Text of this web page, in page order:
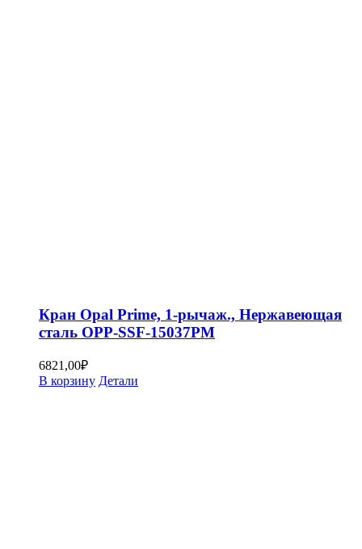
Кран Opal Prime, 1-рычаж., Нержавеющая
сталь OPP-SSF-15037PM
6821,00₽
В корзину Детали